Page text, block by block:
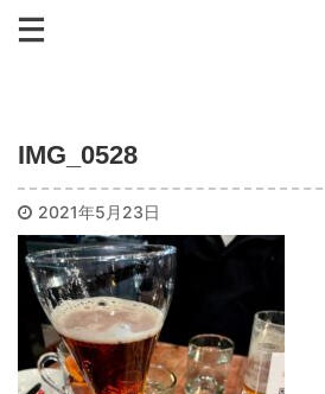
IMG_0528
2021年5月23日